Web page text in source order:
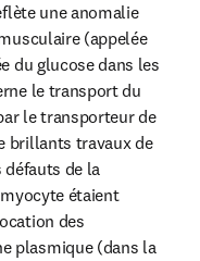
une anomalie
(appelée
du glucose dans les
le transport du
le transporteur de
brillants travaux de
de la
étaient
des
plasmique (dans la